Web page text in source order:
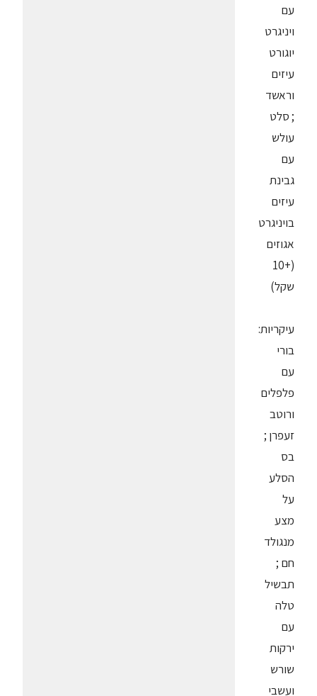
עם
ויניגרט
יוגורט
עיזים
וראשד
; סלט
עולש
עם
גבינת
עיזים
בויניגרט
אגוזים
(+10
שקל)
עיקריות:
בורי
עם
פלפלים
ורוטב
זעפרן ;
בס
הסלע
על
מצע
מנגולד
חם ;
תבשיל
טלה
עם
ירקות
שורש
ועשבי